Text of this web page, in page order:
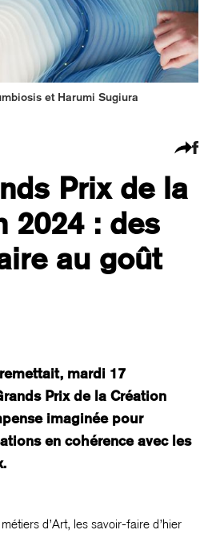
et Harumi Sugiura
Prix de la
2024 : des
au goût
mardi 17
Prix de la Création
imaginée pour
en cohérence avec les
d’Art, les savoir-faire d’hier